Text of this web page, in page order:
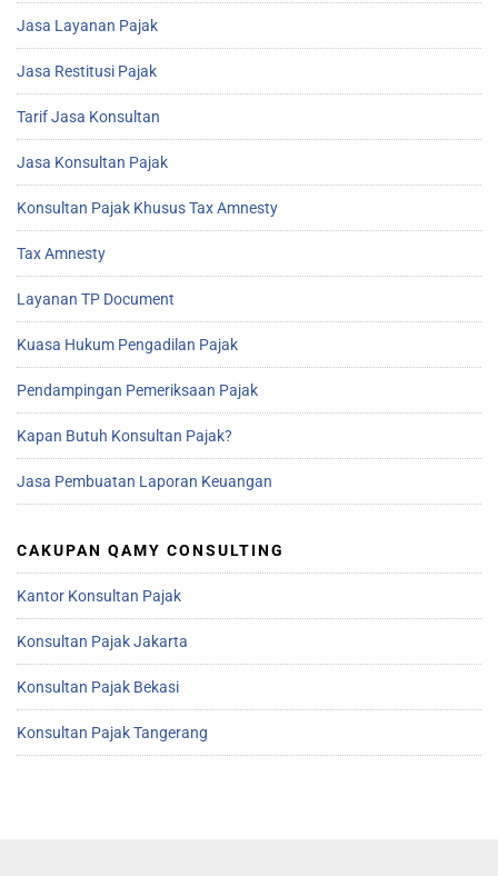
Jasa Layanan Pajak
Jasa Restitusi Pajak
Tarif Jasa Konsultan
Jasa Konsultan Pajak
Konsultan Pajak Khusus Tax Amnesty
Tax Amnesty
Layanan TP Document
Kuasa Hukum Pengadilan Pajak
Pendampingan Pemeriksaan Pajak
Kapan Butuh Konsultan Pajak?
Jasa Pembuatan Laporan Keuangan
CAKUPAN QAMY CONSULTING
Kantor Konsultan Pajak
Konsultan Pajak Jakarta
Konsultan Pajak Bekasi
Konsultan Pajak Tangerang